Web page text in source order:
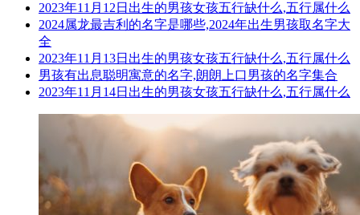
2023年11月12日出生的男孩女孩五行缺什么,五行属什么
2024属龙最吉利的名字是哪些,2024年出生男孩取名字大
全
2023年11月13日出生的男孩女孩五行缺什么,五行属什么
男孩有出息聪明寓意的名字,朗朗上口男孩的名字集合
2023年11月14日出生的男孩女孩五行缺什么,五行属什么